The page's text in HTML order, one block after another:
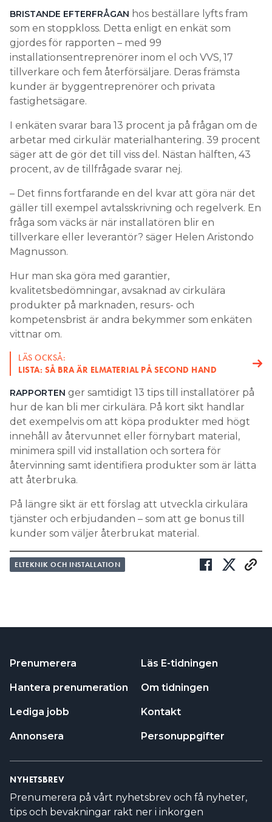
BRISTANDE EFTERFRÅGAN hos beställare lyfts fram
som en stoppkloss. Detta enligt en enkät som
gjordes för rapporten – med 99
installationsentreprenörer inom el och VVS, 17
tillverkare och fem återförsäljare. Deras främsta
kunder är byggentreprenörer och privata
fastighetsägare.
I enkäten svarar bara 13 procent ja på frågan om de
arbetar med cirkulär materialhantering. 39 procent
säger att de gör det till viss del. Nästan hälften, 43
procent, av de tillfrågade svarar nej.
– Det finns fortfarande en del kvar att göra när det
gäller till exempel avtalsskrivning och regelverk. En
fråga som väcks är när installatören blir en
tillverkare eller leverantör? säger Helen Aristondo
Magnusson.
Hur man ska göra med garantier,
kvalitetsbedömningar, avsaknad av cirkulära
produkter på marknaden, resurs- och
kompetensbrist är andra bekymmer som enkäten
vittnar om.
LÄS OCKSÅ:
LISTA: SÅ BRA ÄR ELMATERIAL PÅ SECOND HAND
RAPPORTEN ger samtidigt 13 tips till installatörer på
hur de kan bli mer cirkulära. På kort sikt handlar
det exempelvis om att köpa produkter med högt
innehåll av återvunnet eller förnybart material,
minimera spill vid installation och sortera för
återvinning samt identifiera produkter som är lätta
att återbruka.
På längre sikt är ett förslag att utveckla cirkulära
tjänster och erbjudanden – som att ge bonus till
kunder som väljer återbrukat material.
ELTEKNIK OCH INSTALLATION
Prenumerera
Hantera prenumeration
Lediga jobb
Annonsera
Läs E-tidningen
Om tidningen
Kontakt
Personuppgifter
NYHETSBREV
Prenumerera på vårt nyhetsbrev och få nyheter,
tips och bevakningar rakt ner i inkorgen